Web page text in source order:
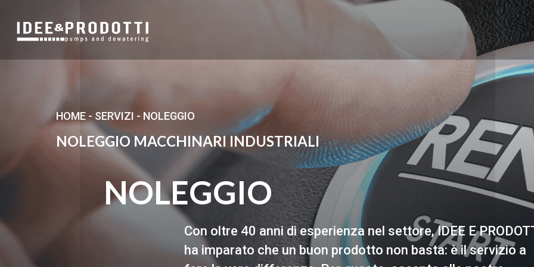
HOME-SERVIZI - NOLEGGIO
NOLEGGIO MACCHINARI INDUSTRIALI
NOLEGGIO
Con oltre 40 anni di esperienza nel settore, IDEE E
ha imparato che un buon prodotto non basta: è il servizio a